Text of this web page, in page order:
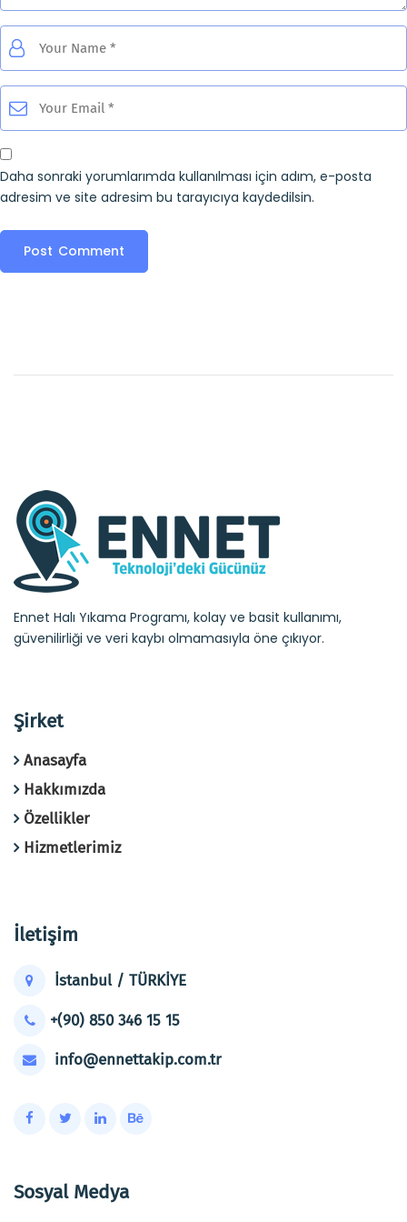
Daha sonraki yorumlarımda kullanılması için adım, e-posta
adresim ve site adresim bu tarayıcıya kaydedilsin.
Ennet Halı Yıkama Programı, kolay ve basit kullanımı,
güvenilirliği ve veri kaybı olmamasıyla öne çıkıyor.
Şirket
Anasayfa
Hakkımızda
Özellikler
Hizmetlerimiz
İletişim
İstanbul / TÜRKİYE
+(90) 850 346 15 15
info@ennettakip.com.tr
Sosyal Medya